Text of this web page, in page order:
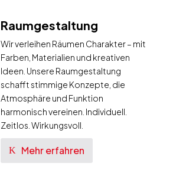
Raumgestaltung
Wir verleihen Räumen Charakter – mit
Farben, Materialien und kreativen
Ideen. Unsere Raumgestaltung
schafft stimmige Konzepte, die
Atmosphäre und Funktion
harmonisch vereinen. Individuell.
Zeitlos. Wirkungsvoll.
Mehr erfahren